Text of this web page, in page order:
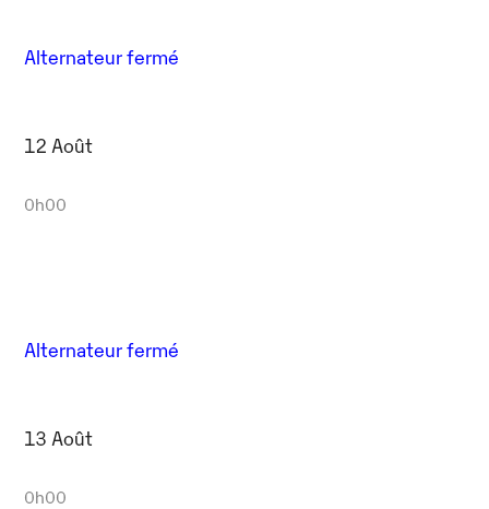
Alternateur fermé
12 Août
0h00
Alternateur fermé
13 Août
0h00